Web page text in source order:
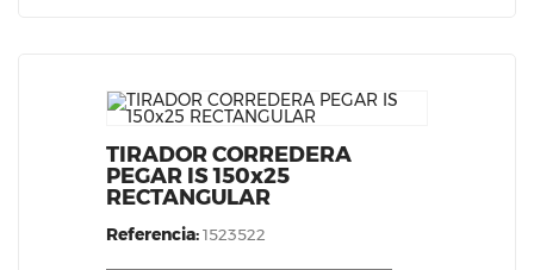
TIRADOR CORREDERA
PEGAR IS 150x25
RECTANGULAR
Referencia:1523522